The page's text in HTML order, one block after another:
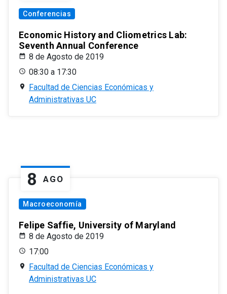
Conferencias
Economic History and Cliometrics Lab:
Seventh Annual Conference
8 de Agosto de 2019
08:30 a 17:30
Facultad de Ciencias Económicas y
Administrativas UC
8 AGO
Macroeconomía
Felipe Saffie, University of Maryland
8 de Agosto de 2019
17:00
Facultad de Ciencias Económicas y
Administrativas UC